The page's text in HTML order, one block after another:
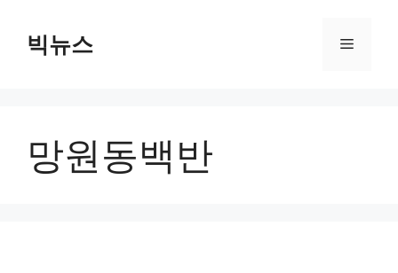
빅뉴스 메
망원동백반